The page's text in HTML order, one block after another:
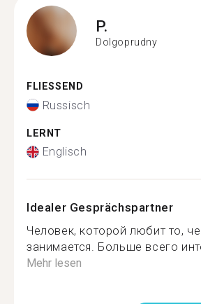
P.
Dolgoprudny
FLIESSEND
Russisch
LERNT
Englisch
Idealer Gesprächspartner
Человек, которой любит то,
занимается. Больше всего
Mehr lesen